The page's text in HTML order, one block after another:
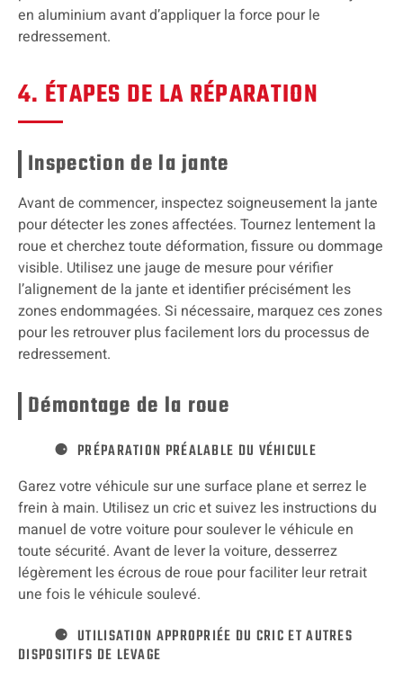
en aluminium avant d’appliquer la force pour le
redressement.
4. ÉTAPES DE LA RÉPARATION
Inspection de la jante
Avant de commencer, inspectez soigneusement la jante
pour détecter les zones affectées. Tournez lentement la
roue et cherchez toute déformation, fissure ou dommage
visible. Utilisez une jauge de mesure pour vérifier
l’alignement de la jante et identifier précisément les
zones endommagées. Si nécessaire, marquez ces zones
pour les retrouver plus facilement lors du processus de
redressement.
Démontage de la roue
PRÉPARATION PRÉALABLE DU VÉHICULE
Garez votre véhicule sur une surface plane et serrez le
frein à main. Utilisez un cric et suivez les instructions du
manuel de votre voiture pour soulever le véhicule en
toute sécurité. Avant de lever la voiture, desserrez
légèrement les écrous de roue pour faciliter leur retrait
une fois le véhicule soulevé.
UTILISATION APPROPRIÉE DU CRIC ET AUTRES
DISPOSITIFS DE LEVAGE